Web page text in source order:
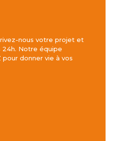
nous votre projet et
Notre équipe
donner vie à vos